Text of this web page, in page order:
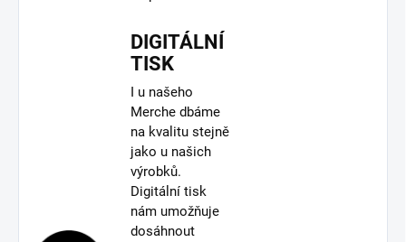
DIGITÁLNÍ
TISK
I u našeho
Merche dbáme
na kvalitu stejně
jako u našich
výrobků.
Digitální tisk
nám umožňuje
dosáhnout